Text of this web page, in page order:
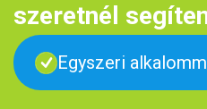
szeretnél
Egyszeri